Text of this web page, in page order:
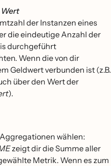
Wert
der Instanzen eines
die eindeutige Anzahl der
durchgeführt
Wenn die von dir
Geldwert verbunden ist (z.B.
über den Wert der
).
wählen:
zeigt dir die Summe aller
Metrik. Wenn es zum